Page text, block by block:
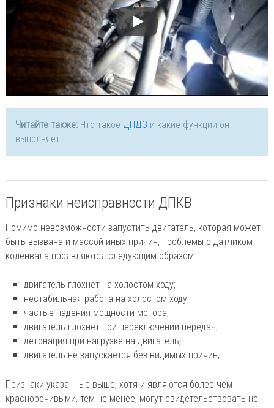
Читайте также:Что такое ДПДЗ и какие функции он
выполняет.
Признаки неисправности ДПКВ
Помимо невозможности запустить двигатель, которая может
быть вызвана и массой иных причин, проблемы с датчиком
коленвала проявляются следующим образом:
двигатель глохнет на холостом ходу;
нестабильная работа на холостом ходу;
частые падения мощности мотора;
двигатель глохнет при переключении передач;
детонация при нагрузке на двигатель;
двигатель не запускается без видимых причин;
Признаки указанные выше, хотя и являются более чем
красноречивыми, тем не менее, могут свидетельствовать не